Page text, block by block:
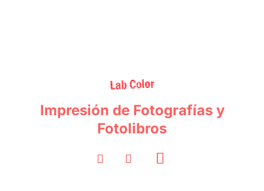
Impresión de Fotografías y
Fotolibros